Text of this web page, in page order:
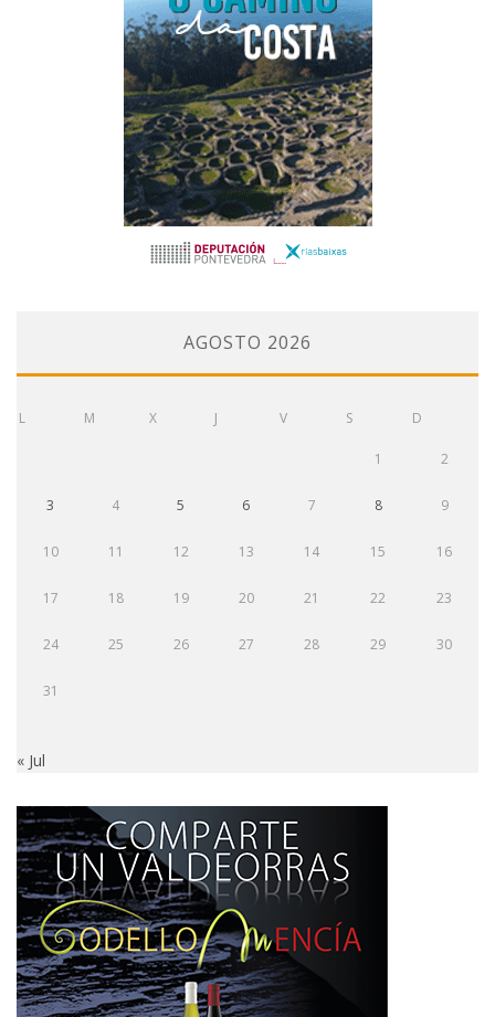
AGOSTO 2026
L M X J V S D
1 2
3 4 5 6 7 8 9
10 11 12 13 14 15 16
17 18 19 20 21 22 23
24 25 26 27 28 29 30
31
« Jul